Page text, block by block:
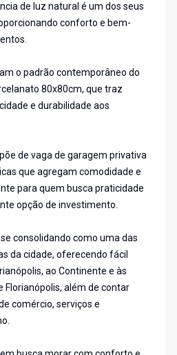
de luz natural é um dos seus
conforto e bem-
o padrão contemporâneo do
80x80cm, que traz
e durabilidade aos
de vaga de garagem privativa
que agregam comodidade e
para quem busca praticidade
opção de investimento.
consolidando como uma das
da cidade, oferecendo fácil
ao Continente e às
Florianópolis, além de contar
comércio, serviços e